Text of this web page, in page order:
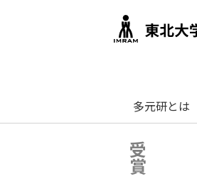
多元研とは
受賞